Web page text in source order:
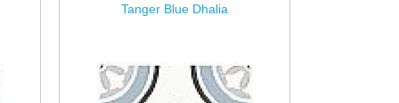
Tanger Blue Dhalia